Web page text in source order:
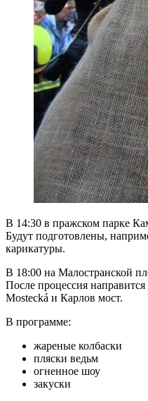
В 14:30 в пражском парке
Будут подготовлены,
карикатуры.
В 18:00 на Малостранской
После процессия
Mostecká и Карлов мост.
В программе:
жареные колбаски
пляски ведьм
огненное шоу
закуски